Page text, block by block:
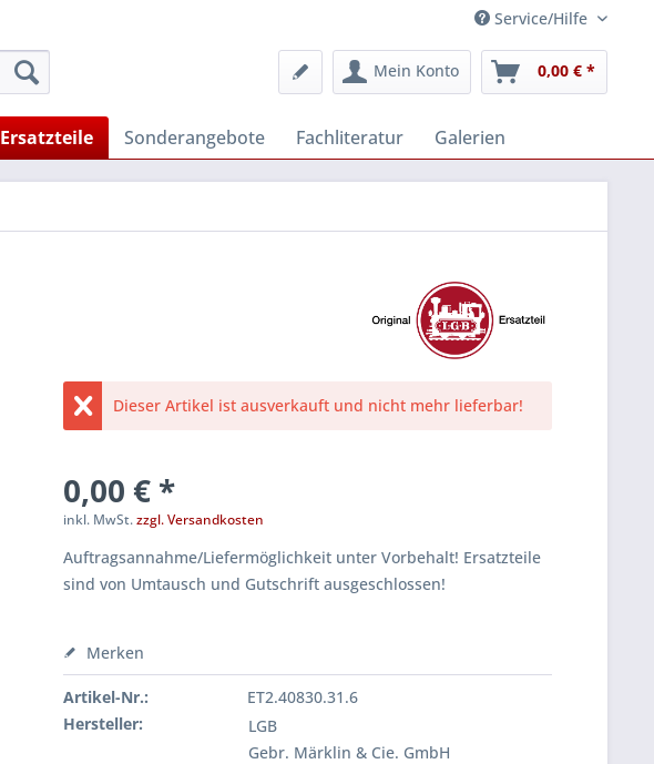
Service/Hilfe
Mein Konto
0,00 € *
Ersatzteile Sonderangebote Fachliteratur Galerien
Dieser Artikel ist ausverkauft und nicht mehr lieferbar!
0,00 € *
inkl. MwSt.zzgl. Versandkosten
Auftragsannahme/Liefermöglichkeit unter Vorbehalt! Ersatzteile
sind von Umtausch und Gutschrift ausgeschlossen!
Merken
Artikel-Nr.:
ET2.40830.31.6
Hersteller:
LGB
Gebr. Märklin & Cie. GmbH